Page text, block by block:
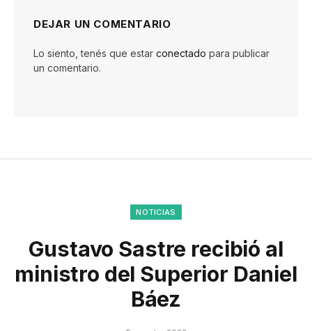
DEJAR UN COMENTARIO
Lo siento, tenés que estar conectado para publicar
un comentario.
NOTICIAS
Gustavo Sastre recibió al
ministro del Superior Daniel
Báez